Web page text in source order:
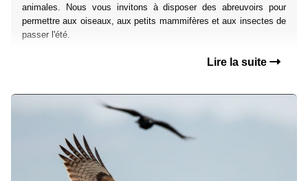
animales. Nous vous invitons à disposer des abreuvoirs pour
permettre aux oiseaux, aux petits mammifères et aux insectes de
passer l'été.
Lire la suite